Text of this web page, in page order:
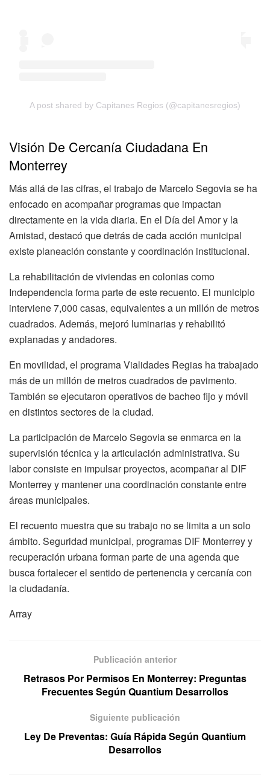
A post shared by Capitanes Regios (@capitanesregios)
Visión De Cercanía Ciudadana En
Monterrey
Más allá de las cifras, el trabajo de Marcelo Segovia se ha
enfocado en acompañar programas que impactan
directamente en la vida diaria. En el Día del Amor y la
Amistad, destacó que detrás de cada acción municipal
existe planeación constante y coordinación institucional.
La rehabilitación de viviendas en colonias como
Independencia forma parte de este recuento. El municipio
interviene 7,000 casas, equivalentes a un millón de metros
cuadrados. Además, mejoró luminarias y rehabilitó
explanadas y andadores.
En movilidad, el programa Vialidades Regias ha trabajado
más de un millón de metros cuadrados de pavimento.
También se ejecutaron operativos de bacheo fijo y móvil
en distintos sectores de la ciudad.
La participación de Marcelo Segovia se enmarca en la
supervisión técnica y la articulación administrativa. Su
labor consiste en impulsar proyectos, acompañar al DIF
Monterrey y mantener una coordinación constante entre
áreas municipales.
El recuento muestra que su trabajo no se limita a un solo
ámbito. Seguridad municipal, programas DIF Monterrey y
recuperación urbana forman parte de una agenda que
busca fortalecer el sentido de pertenencia y cercanía con
la ciudadanía.
Array
Publicación anterior
Retrasos Por Permisos En Monterrey: Preguntas
Frecuentes Según Quantium Desarrollos
Siguiente publicación
Ley De Preventas: Guía Rápida Según Quantium
Desarrollos